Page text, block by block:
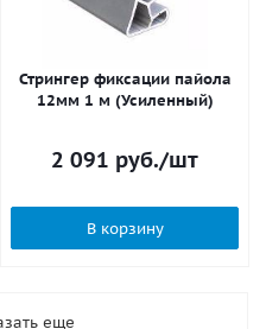
Стрингер фиксации пайола
12мм 1 м (Усиленный)
2 091 руб./шт
В корзину
еще